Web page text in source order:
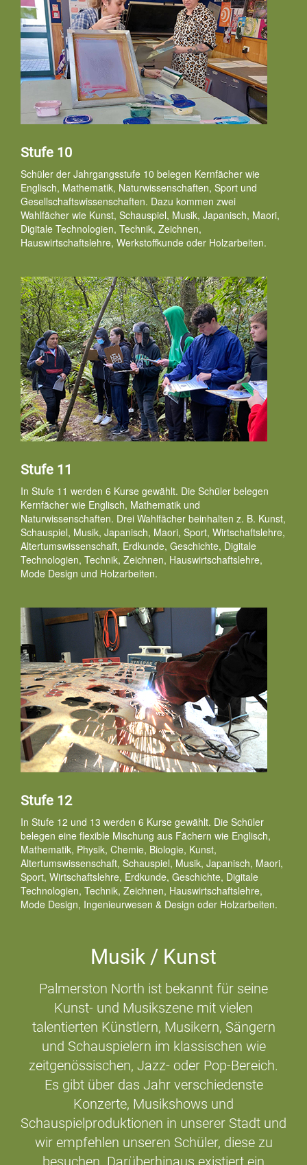
Stufe 10
Schüler der Jahrgangsstufe 10 belegen Kernfächer wie
Englisch, Mathematik, Naturwissenschaften, Sport und
Gesellschaftswissenschaften. Dazu kommen zwei
Wahlfächer wie Kunst, Schauspiel, Musik, Japanisch, Maori,
Digitale Technologien, Technik, Zeichnen,
Hauswirtschaftslehre, Werkstoffkunde oder Holzarbeiten.
Stufe 11
In Stufe 11 werden 6 Kurse gewählt. Die Schüler belegen
Kernfächer wie Englisch, Mathematik und
Naturwissenschaften. Drei Wahlfächer beinhalten z. B. Kunst,
Schauspiel, Musik, Japanisch, Maori, Sport, Wirtschaftslehre,
Altertumswissenschaft, Erdkunde, Geschichte, Digitale
Technologien, Technik, Zeichnen, Hauswirtschaftslehre,
Mode Design und Holzarbeiten.
Stufe 12
In Stufe 12 und 13 werden 6 Kurse gewählt. Die Schüler
belegen eine flexible Mischung aus Fächern wie Englisch,
Mathematik, Physik, Chemie, Biologie, Kunst,
Altertumswissenschaft, Schauspiel, Musik, Japanisch, Maori,
Sport, Wirtschaftslehre, Erdkunde, Geschichte, Digitale
Technologien, Technik, Zeichnen, Hauswirtschaftslehre,
Mode Design, Ingenieurwesen & Design oder Holzarbeiten.
Musik / Kunst
Palmerston North ist bekannt für seine
Kunst- und Musikszene mit vielen
talentierten Künstlern, Musikern, Sängern
und Schauspielern im klassischen wie
zeitgenössischen, Jazz- oder Pop-Bereich.
Es gibt über das Jahr verschiedenste
Konzerte, Musikshows und
Schauspielproduktionen in unserer Stadt und
wir empfehlen unseren Schüler, diese zu
besuchen. Darüberhinaus existiert ein